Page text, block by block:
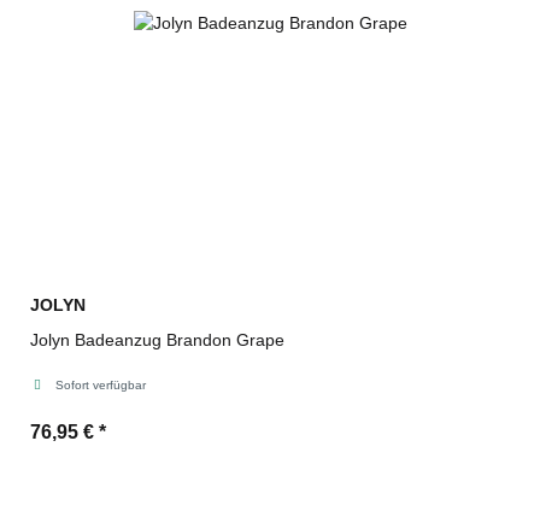
JOLYN
Jolyn Badeanzug Brandon Grape
Sofort verfügbar
76,95 € *